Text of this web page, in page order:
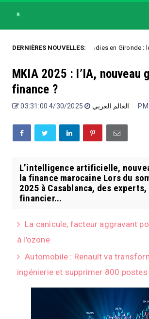
DERNIÈRES NOUVELLES:
Uncategorized Incendies en Gironde : le feu
MKIA 2025 : l’IA, nouveau
finance ?
العالم العربي 4/30/2025 03:31:00 PM
L’intelligence artificielle,
la finance marocaine Lors du
2025 à Casablanca, des
financier...
La canicule, facteur aggravant
à l'ozone
Automobile : Renault va
ingénierie et supprimer 800 postes